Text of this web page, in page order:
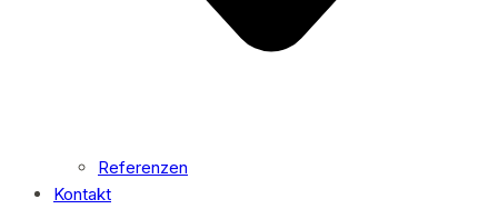
Referenzen
Kontakt